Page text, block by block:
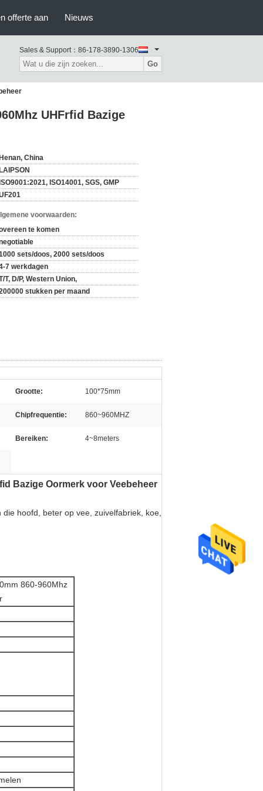
offerte aan Nieuws
Sales & Support： 86-178-3890-1306
Go
UHFrfid Bazige
China
ISO14001, SGS, GMP
voorwaarden:
te komen
sets/doos, 2000 sets/doos
7 werkdagen
T, D/P, Western Union,
stukken per maand
Grootte: 100*75mm
Chipfrequentie: 860~960MHZ
Bereiken: 4~8meters
Bazige Oormerk voor Veebeheer
hoofd, beter op vee, zuivelfabriek, koe,
860-960Mhz